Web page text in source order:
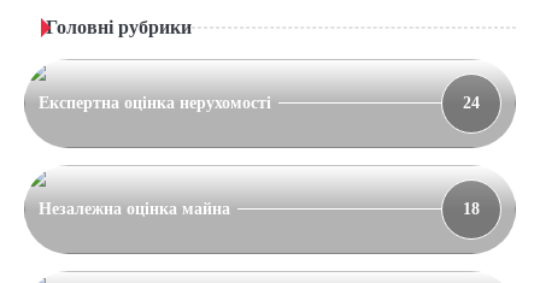
Головні рубрики
Експертна оцінка нерухомості 24
Незалежна оцінка майна 18